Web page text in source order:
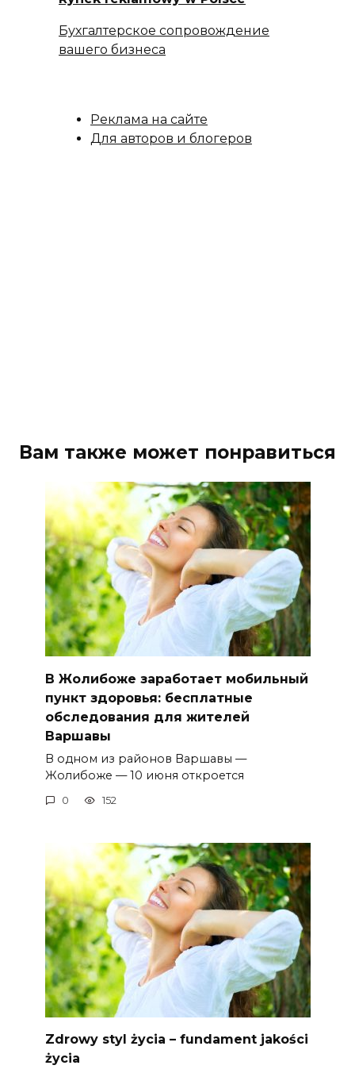
Бухгалтерское сопровождение
вашего бизнеса
Реклама на сайте
Для авторов и блогеров
Вам также может понравиться
В Жолибоже заработает мобильный
пункт здоровья: бесплатные
обследования для жителей
Варшавы
В одном из районов Варшавы —
Жолибоже — 10 июня откроется
0 152
Zdrowy styl życia – fundament jakości
życia